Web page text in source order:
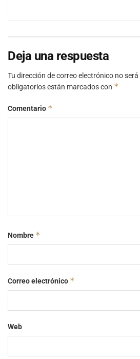
Deja una respuesta
Tu dirección de correo electrónico no
obligatorios están marcados con *
Comentario *
Nombre *
Correo electrónico *
Web